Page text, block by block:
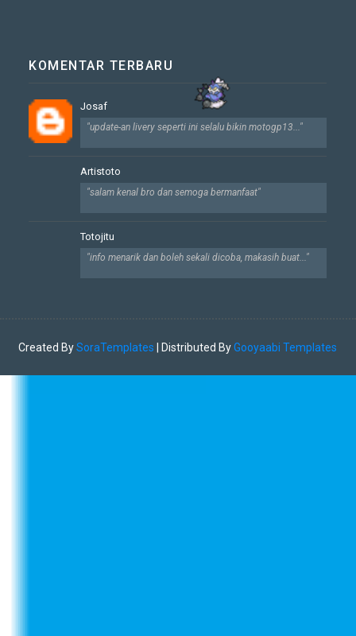
KOMENTAR TERBARU
Josaf
"update-an livery seperti ini selalu bikin motogp13..."
Artistoto
"salam kenal bro dan semoga bermanfaat"
Totojitu
"info menarik dan boleh sekali dicoba, makasih buat..."
Created BySoraTemplates | Distributed ByGooyaabi Templates